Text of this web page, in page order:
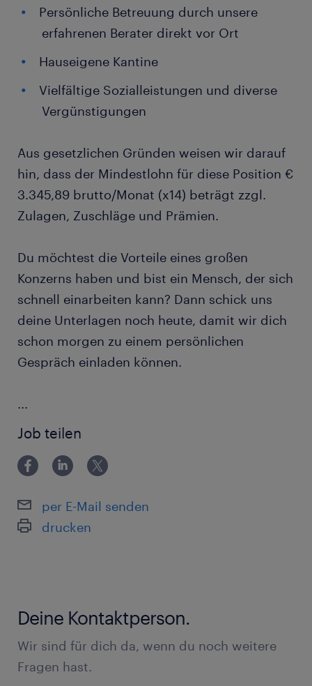
Persönliche Betreuung durch unsere
erfahrenen Berater direkt vor Ort
Hauseigene Kantine
Vielfältige Sozialleistungen und diverse
Vergünstigungen
Aus gesetzlichen Gründen weisen wir darauf
hin, dass der Mindestlohn für diese Position €
3.345,89 brutto/Monat (x14) beträgt zzgl.
Zulagen, Zuschläge und Prämien.
Du möchtest die Vorteile eines großen
Konzerns haben und bist ein Mensch, der sich
schnell einarbeiten kann? Dann schick uns
deine Unterlagen noch heute, damit wir dich
schon morgen zu einem persönlichen
Gespräch einladen können.
...
Job teilen
per E-Mail senden
drucken
Deine Kontaktperson.
Wir sind für dich da, wenn du noch weitere
Fragen hast.